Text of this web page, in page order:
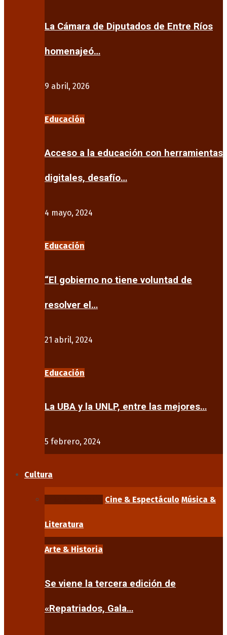
La Cámara de Diputados de Entre Ríos
homenajeó…
9 abril, 2026
Educación
Acceso a la educación con herramientas
digitales, desafío…
4 mayo, 2024
Educación
“El gobierno no tiene voluntad de
resolver el…
21 abril, 2024
Educación
La UBA y la UNLP, entre las mejores…
5 febrero, 2024
Cultura
Cine & Espectáculo Música &
Literatura
Arte & Historia
Se viene la tercera edición de
«Repatriados, Gala…